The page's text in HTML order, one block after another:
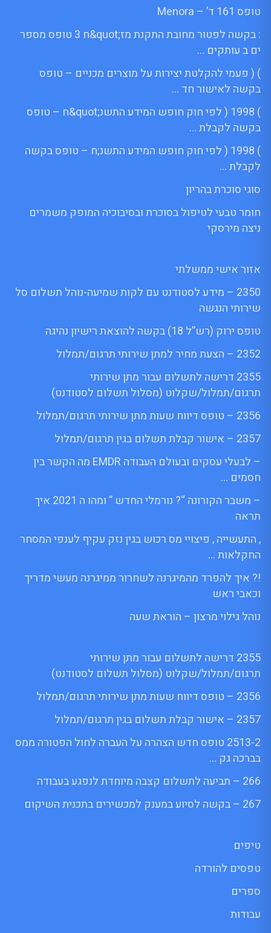
טופס 161 ד’ – Menora
: בקשה לפטור מחובת התקנת מז;quot&ח 3 טופס מספר
ים ב עותקים …
) ( פעמי להקלטת יצירות על מוצרים מכניים – טופס
בקשה לאישור חד …
) 1998 ( לפי חוק חופש המידע התשנ;quot&ח – טופס
בקשה לקבלת …
) 1998 ( לפי חוק חופש המידע התשנ;ח – טופס בקשה
לקבלת …
סוגי סוכרת בהריון
חומר טבעי לטיפול בסוכרת ובסיבוכיה המופק משמרים
ניצה מירסקי
אזור אישי ממשלתי
2350 – מידע לסטודנט עם לקות שמיעה-נוהל תשלום סל
שירותי הנגשה
טופס ירוק (רש”ל 18) בקשה להוצאת רישיון נהיגה
2352 – הצעת מחיר למתן שירותי תרגום/תמלול
2355 דרישה לתשלום עבור מתן שירותי
תרגום/תמלול/שקלוט (מסלול תשלום לסטודנט)
2356 – טופס דיווח שעות מתן שירותי תרגום/תמלול
2357 – אישור קבלת תשלום בגין תרגום/תמלול
– לבעלי עסקים ובעולם העבודה EMDR מה הקשר בין
חסמים …
– משבר הקורונה “? נורמלי החדש ” ומהו ה 2021 איך
תראה
, התעשייה , פיצויי מס רכוש בגין נזק עקיף לענפי המסחר
החקלאות …
!? איך להפרד מהמיגרנה לשחרור ממיגרנה מעשי מדריך
וכאבי ראש
נוהל גילוי מרצון – הוראת שעה
2355 דרישה לתשלום עבור מתן שירותי
תרגום/תמלול/שקלוט (מסלול תשלום לסטודנט)
2356 – טופס דיווח שעות מתן שירותי תרגום/תמלול
2357 – אישור קבלת תשלום בגין תרגום/תמלול
2513-2 טופס חדש הצהרה על העברה לחול הפטורה ממס
בברכה גק …
266 – תביעה לתשלום קצבה מיוחדת לנפגע בעבודה
267 – בקשה לסיוע במענק למכשירים בתכנית השיקום
טיפים
טפסים להורדה
ספרים
עבודות